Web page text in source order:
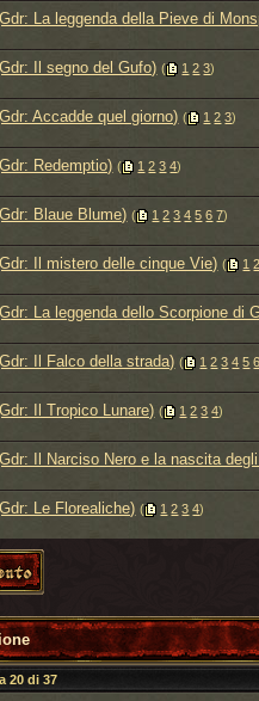
La leggenda della Pieve di
Il segno del Gufo) ‎( 1 2 3)
Accadde quel giorno) ‎( 1 2 3)
Redemptio) ‎( 1 2 3 4)
Blaue Blume) ‎( 1 2 3 4 5 6 7)
Il mistero delle cinque Vie) ‎( 1
La leggenda dello Scorpione di
Il Falco della strada) ‎( 1 2 3 4 5
Il Tropico Lunare) ‎( 1 2 3 4)
Il Narciso Nero e la nascita
Le Florealiche) ‎( 1 2 3 4)
20 di 37